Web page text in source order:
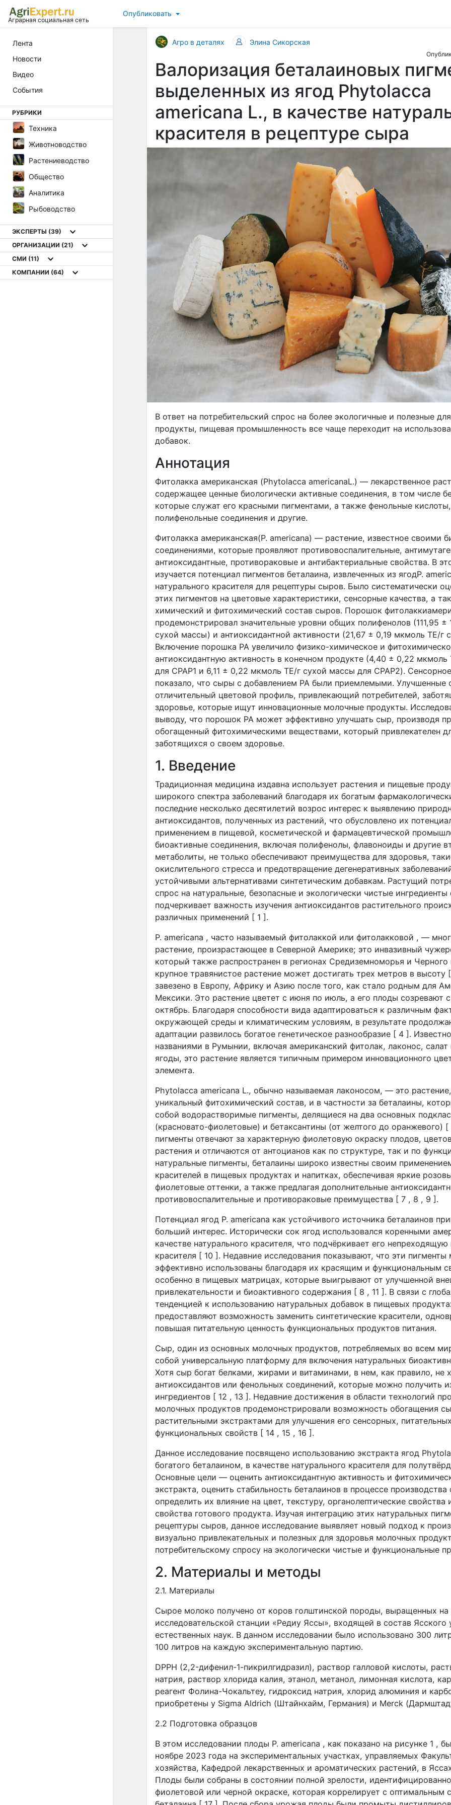
Аграрная социальная сеть
Опубликовать
Лента
Новости
Видео
События
РУБРИКИ
Техника
Животноводство
Растениеводство
Общество
Аналитика
Рыбоводство
ЭКСПЕРТЫ (39)
ОРГАНИЗАЦИИ (21)
СМИ (11)
КОМПАНИИ (64)
Агро в деталях Элина Сикорская
Валоризация беталаиновых
выделенных из ягод Phytolacca
americana L., в качестве
красителя в рецептуре сыра
В ответ на потребительский спрос на более экологичные и полезные
продукты, пищевая промышленность все чаще переходит на
добавок.
Аннотация
Фитолакка американская (Phytolacca americanaL.) — лекарственное
содержащее ценные биологически активные соединения, в том числе
которые служат его красными пигментами, а также фенольные
полифенольные соединения и другие.
Фитолакка американская(P. americana) — растение, известное своими
соединениями, которые проявляют противовоспалительные,
антиоксидантные, противораковые и антибактериальные свойства. В
изучается потенциал пигментов беталаина, извлеченных из ягодP.
натурального красителя для рецептуры сыров. Было систематически
этих пигментов на цветовые характеристики, сенсорные качества, а
химический и фитохимический состав сыров. Порошок
продемонстрировал значительные уровни общих полифенолов (111,95 ±
сухой массы) и антиоксидантной активности (21,67 ± 0,19 мкмоль TE/г
Включение порошка PA увеличило физико-химическое и
антиоксидантную активность в конечном продукте (4,40 ± 0,22 мкмоль
для CPAP1 и 6,11 ± 0,22 мкмоль TE/г сухой массы для CPAP2).
показало, что сыры с добавлением PA были приемлемыми.
отличительный цветовой профиль, привлекающий потребителей,
здоровье, которые ищут инновационные молочные продукты.
выводу, что порошок PA может эффективно улучшать сыр, производя
обогащенный фитохимическими веществами, который привлекателен
заботящихся о своем здоровье.
1. Введение
Традиционная медицина издавна использует растения и пищевые
широкого спектра заболеваний благодаря их богатым
последние несколько десятилетий возрос интерес к выявлению
антиоксидантов, полученных из растений, что обусловлено их
применением в пищевой, косметической и фармацевтической
биоактивные соединения, включая полифенолы, флавоноиды и другие
метаболиты, не только обеспечивают преимущества для здоровья,
окислительного стресса и предотвращение дегенеративных
устойчивыми альтернативами синтетическим добавкам. Растущий
спрос на натуральные, безопасные и экологически чистые
подчеркивает важность изучения антиоксидантов растительного
различных применений [ 1 ].
P. americana , часто называемый фитолаккой или фитолакковой , —
растение, произрастающее в Северной Америке; это инвазивный
который также распространен в регионах Средиземноморья и
крупное травянистое растение может достигать трех метров в
завезено в Европу, Африку и Азию после того, как стало родным для
Мексики. Это растение цветет с июня по июль, а его плоды созревают с
октябрь. Благодаря способности вида адаптироваться к различным
окружающей среды и климатическим условиям, в результате
адаптации развилось богатое генетическое разнообразие [ 4 ].
названиями в Румынии, включая американский фитолак, лаконос,
ягоды, это растение является типичным примером инновационного
элемента.
Phytolacca americana L., обычно называемая лаконосом, — это
уникальный фитохимический состав, и в частности за беталаины,
собой водорастворимые пигменты, делящиеся на два основных
(красновато-фиолетовые) и бетаксантины (от желтого до оранжевого)
пигменты отвечают за характерную фиолетовую окраску плодов,
растения и отличаются от антоцианов как по структуре, так и по
натуральные пигменты, беталаины широко известны своим
красителей в пищевых продуктах и ​​напитках, обеспечивая яркие
фиолетовые оттенки, а также предлагая дополнительные
противовоспалительные и противораковые преимущества [ 7 , 8 , 9 ].
Потенциал ягод P. americana как устойчивого источника беталаинов
больший интерес. Исторически сок ягод использовался коренными
качестве натурального красителя, что подчёркивает его непреходящую
красителя [ 10 ]. Недавние исследования показывают, что эти пигменты
эффективно использованы благодаря их красящим и функциональным
особенно в пищевых матрицах, которые выигрывают от улучшенной
привлекательности и биоактивного содержания [ 8 , 11 ]. В связи с
тенденцией к использованию натуральных добавок в пищевых
предоставляют возможность заменить синтетические красители,
повышая питательную ценность функциональных продуктов питания.
Сыр, один из основных молочных продуктов, потребляемых во всем
собой универсальную платформу для включения натуральных
Хотя сыр богат белками, жирами и витаминами, в нем, как правило, не
антиоксидантов или фенольных соединений, которые можно получить
ингредиентов [ 12 , 13 ]. Недавние достижения в области технологий
молочных продуктов продемонстрировали возможность обогащения
растительными экстрактами для улучшения его сенсорных,
функциональных свойств [ 14 , 15 , 16 ].
Данное исследование посвящено использованию экстракта ягод
богатого беталаином, в качестве натурального красителя для
Основные цели — оценить антиоксидантную активность и
экстракта, оценить стабильность беталаинов в процессе производства
определить их влияние на цвет, текстуру, органолептические
свойства готового продукта. Изучая интеграцию этих натуральных
рецептуры сыров, данное исследование выявляет новый подход к
визуально привлекательных и полезных для здоровья молочных
потребительскому спросу на экологически чистые и функциональные
2. Материалы и методы
2.1. Материалы
Сырое молоко получено от коров голштинской породы, выращенных
исследовательской станции «Редиу Яссы», входящей в состав Ясского
естественных наук. В данном исследовании было использовано 300
100 литров на каждую экспериментальную партию.
DPPH (2,2-дифенил-1-пикрилгидразил), раствор галловой кислоты,
натрия, раствор хлорида калия, этанол, метанол, лимонная кислота,
реагент Фолина-Чокальтеу, гидроксид натрия, хлорид алюминия и
приобретены у Sigma Aldrich (Штайнхайм, Германия) и Merck
2.2 Подготовка образцов
В этом исследовании плоды P. americana , как показано на рисунке 1 ,
ноябре 2023 года на экспериментальных участках, управляемых
хозяйства, Кафедрой лекарственных и ароматических растений, в
Плоды были собраны в состоянии полной зрелости,
фиолетовой или черной окраске, которая коррелирует с оптимальным